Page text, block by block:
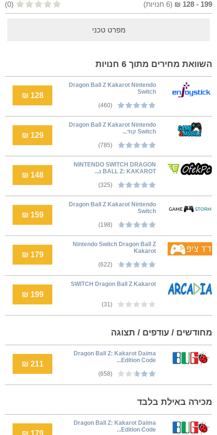
199
-
128
₪
(
6 חנויות) (0)
מפרט טכני
השוואת מחירים מתוך 6 חנויות
Dragon Ball Z Kakarot Nintendo
Switch
(460)
128 ₪
Dragon Ball Z Kakarot Nintendo
Switch קוד...
(785)
129 ₪
NINTENDO SWITCH DRAGON
BALL Z: KAKAROT נ...
(325)
148 ₪
Dragon Ball Z Kakarot Nintendo
Switch
(198)
159 ₪
Nintendo Switch Dragon Ball Z
Kakarot
(622)
179 ₪
SWITCH Dragon Ball Z Kakarot
(31)
199 ₪
מחודשים / עודפים / תצוגה
Dragon Ball Z: Kakarot Daima
Edition Code...
(658)
211 ₪
מכירה באילת בלבד
Dragon Ball Z: Kakarot Daima
Edition Code...
179 ₪